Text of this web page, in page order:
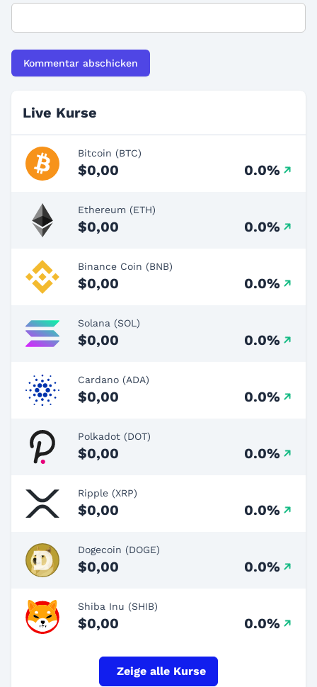
Live Kurse
Bitcoin (BTC)
$0,00 0.0%
Ethereum (ETH)
$0,00 0.0%
Binance Coin (BNB)
$0,00 0.0%
Solana (SOL)
$0,00 0.0%
Cardano (ADA)
$0,00 0.0%
Polkadot (DOT)
$0,00 0.0%
Ripple (XRP)
$0,00 0.0%
Dogecoin (DOGE)
$0,00 0.0%
Shiba Inu (SHIB)
$0,00 0.0%
Zeige alle Kurse